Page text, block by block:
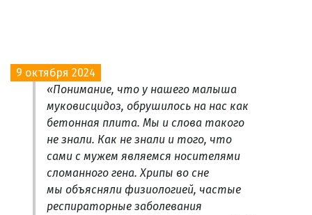
9 октября 2024
«Понимание, что у нашего малыша
муковисцидоз, обрушилось на нас как
бетонная плита. Мы и слова такого
не знали. Как не знали и того, что
сами с мужем являемся носителями
сломанного гена. Хрипы во сне
мы объясняли физиологией, частые
респираторные заболевания